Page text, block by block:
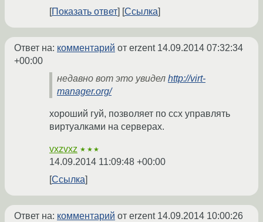
Показать ответ Ссылка
Ответ на: комментарий от erzent 14.09.2014 07:32:34
+00:00
недавно вот это увидел http://virt-
manager.org/
хороший гуй, позволяет по ссх управлять
виртуалками на серверах.
vxzvxz ★★★
14.09.2014 11:09:48 +00:00
Ссылка
Ответ на: комментарий от erzent 14.09.2014 10:00:26